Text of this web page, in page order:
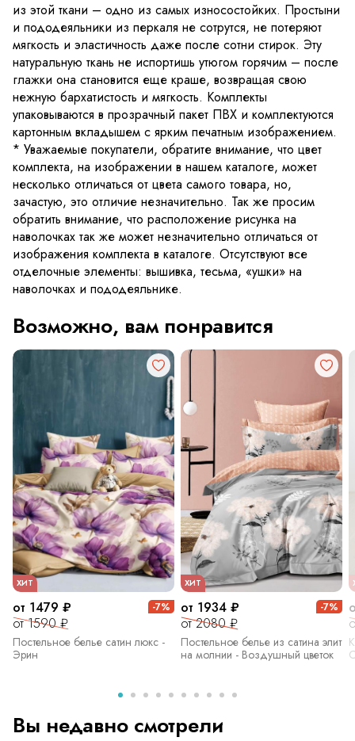
из этой ткани – одно из самых износостойких. Простыни
и пододеяльники из перкаля не сотрутся, не потеряют
мягкость и эластичность даже после сотни стирок. Эту
натуральную ткань не испортишь утюгом горячим – после
глажки она становится еще краше, возвращая свою
нежную бархатистость и мягкость. Комплекты
упаковываются в прозрачный пакет ПВХ и комплектуются
картонным вкладышем с ярким печатным изображением.
* Уважаемые покупатели, обратите внимание, что цвет
комплекта, на изображении в нашем каталоге, может
несколько отличаться от цвета самого товара, но,
зачастую, это отличие незначительно. Так же просим
обратить внимание, что расположение рисунка на
наволочках так же может незначительно отличаться от
изображения комплекта в каталоге. Отсутствуют все
отделочные элементы: вышивка, тесьма, «ушки» на
наволочках и пододеяльнике.
Возможно, вам понравится
ХИТ
от 1479 ₽
от 1590 ₽
-7%
Постельное белье сатин люкс -
Эрин
ХИТ
от 1934 ₽
от 2080 ₽
-7%
Постельное белье из сатина элит
на молнии - Воздушный цветок
Вы недавно смотрели